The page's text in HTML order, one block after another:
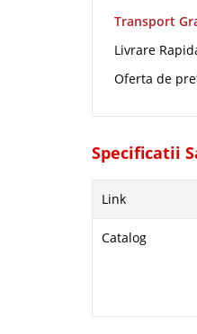
Transport
Livrare
Oferta de
Specificatii
Link
Catalog